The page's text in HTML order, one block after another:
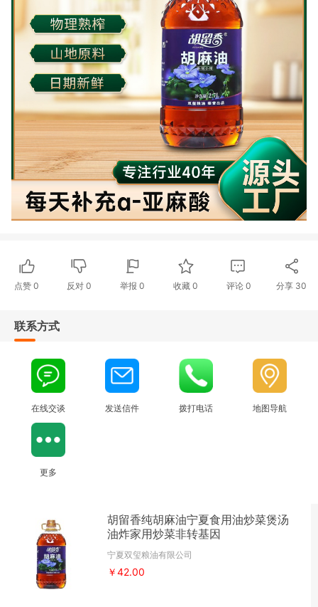
点赞 0 反对0 举报 0 收藏 0 评论 0 分享 30
联系方式
在线交谈 发送信件 拨打电话 地图导航
更多
胡留香纯胡麻油宁夏食用油炒菜煲汤
油炸家用炒菜非转基因
宁夏双玺粮油有限公司
￥42.00